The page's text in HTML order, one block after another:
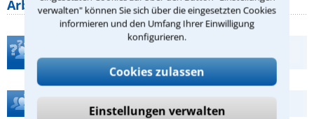
verwalten" können Sie sich über die eingesetzten Cookies
informieren und den Umfang Ihrer Einwilligung
konfigurieren.
Cookies zulassen
Einstellungen verwalten
Arbeitszeit gelten beim
Hilfe bei Ihrer Anwaltsuche?